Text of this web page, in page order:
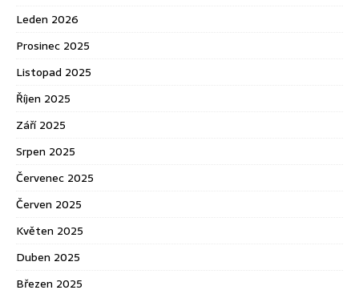
Leden 2026
Prosinec 2025
Listopad 2025
Říjen 2025
Září 2025
Srpen 2025
Červenec 2025
Červen 2025
Květen 2025
Duben 2025
Březen 2025